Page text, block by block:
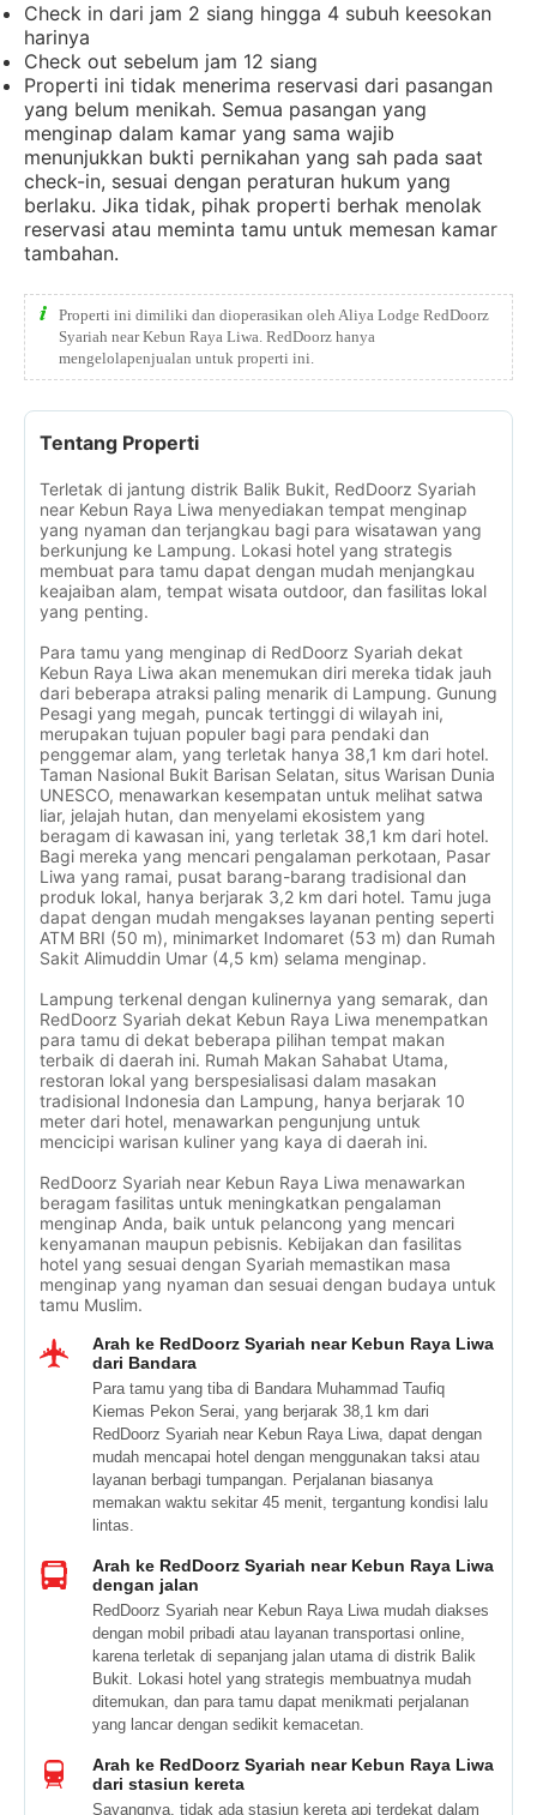
Check in dari jam 2 siang hingga 4 subuh keesokan
harinya
Check out sebelum jam 12 siang
Properti ini tidak menerima reservasi dari pasangan
yang belum menikah. Semua pasangan yang
menginap dalam kamar yang sama wajib
menunjukkan bukti pernikahan yang sah pada saat
check-in, sesuai dengan peraturan hukum yang
berlaku. Jika tidak, pihak properti berhak menolak
reservasi atau meminta tamu untuk memesan kamar
tambahan.
Properti ini dimiliki dan dioperasikan oleh Aliya Lodge RedDoorz
Syariah near Kebun Raya Liwa. RedDoorz hanya
mengelolapenjualan untuk properti ini.
Tentang Properti
Terletak di jantung distrik Balik Bukit, RedDoorz Syariah
near Kebun Raya Liwa menyediakan tempat menginap
yang nyaman dan terjangkau bagi para wisatawan yang
berkunjung ke Lampung. Lokasi hotel yang strategis
membuat para tamu dapat dengan mudah menjangkau
keajaiban alam, tempat wisata outdoor, dan fasilitas lokal
yang penting.
Para tamu yang menginap di RedDoorz Syariah dekat
Kebun Raya Liwa akan menemukan diri mereka tidak jauh
dari beberapa atraksi paling menarik di Lampung. Gunung
Pesagi yang megah, puncak tertinggi di wilayah ini,
merupakan tujuan populer bagi para pendaki dan
penggemar alam, yang terletak hanya 38,1 km dari hotel.
Taman Nasional Bukit Barisan Selatan, situs Warisan Dunia
UNESCO, menawarkan kesempatan untuk melihat satwa
liar, jelajah hutan, dan menyelami ekosistem yang
beragam di kawasan ini, yang terletak 38,1 km dari hotel.
Bagi mereka yang mencari pengalaman perkotaan, Pasar
Liwa yang ramai, pusat barang-barang tradisional dan
produk lokal, hanya berjarak 3,2 km dari hotel. Tamu juga
dapat dengan mudah mengakses layanan penting seperti
ATM BRI (50 m), minimarket Indomaret (53 m) dan Rumah
Sakit Alimuddin Umar (4,5 km) selama menginap.
Lampung terkenal dengan kulinernya yang semarak, dan
RedDoorz Syariah dekat Kebun Raya Liwa menempatkan
para tamu di dekat beberapa pilihan tempat makan
terbaik di daerah ini. Rumah Makan Sahabat Utama,
restoran lokal yang berspesialisasi dalam masakan
tradisional Indonesia dan Lampung, hanya berjarak 10
meter dari hotel, menawarkan pengunjung untuk
mencicipi warisan kuliner yang kaya di daerah ini.
RedDoorz Syariah near Kebun Raya Liwa menawarkan
beragam fasilitas untuk meningkatkan pengalaman
menginap Anda, baik untuk pelancong yang mencari
kenyamanan maupun pebisnis. Kebijakan dan fasilitas
hotel yang sesuai dengan Syariah memastikan masa
menginap yang nyaman dan sesuai dengan budaya untuk
tamu Muslim.
Arah ke RedDoorz Syariah near Kebun Raya Liwa
dari Bandara
Para tamu yang tiba di Bandara Muhammad Taufiq
Kiemas Pekon Serai, yang berjarak 38,1 km dari
RedDoorz Syariah near Kebun Raya Liwa, dapat dengan
mudah mencapai hotel dengan menggunakan taksi atau
layanan berbagi tumpangan. Perjalanan biasanya
memakan waktu sekitar 45 menit, tergantung kondisi lalu
lintas.
Arah ke RedDoorz Syariah near Kebun Raya Liwa
dengan jalan
RedDoorz Syariah near Kebun Raya Liwa mudah diakses
dengan mobil pribadi atau layanan transportasi online,
karena terletak di sepanjang jalan utama di distrik Balik
Bukit. Lokasi hotel yang strategis membuatnya mudah
ditemukan, dan para tamu dapat menikmati perjalanan
yang lancar dengan sedikit kemacetan.
Arah ke RedDoorz Syariah near Kebun Raya Liwa
dari stasiun kereta
Sayangnya, tidak ada stasiun kereta api terdekat dalam